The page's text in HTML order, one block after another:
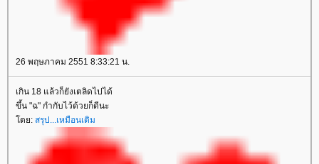
26 พฤษภาคม 2551 8:33:21 น.
เกิน 18 แล้วก็ยังเตลิดไปได้
ขึ้น "ฉ" กำกับไว้ด้วยก็ดีนะ
โดย: สรุป...เหมือนเดิม